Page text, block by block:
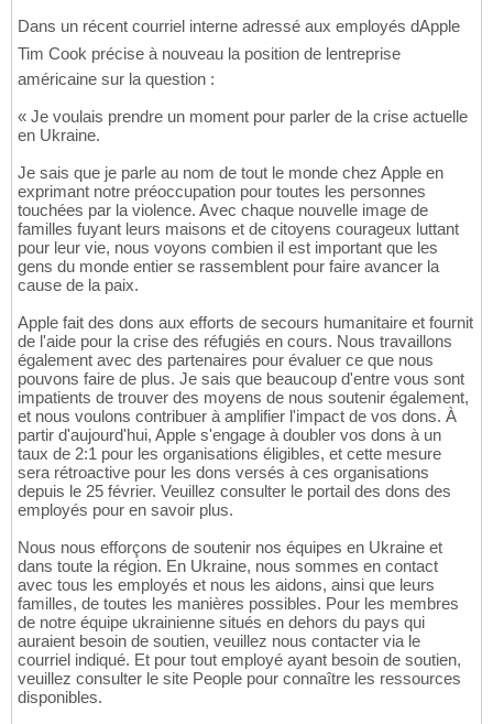
Dans un récent courriel interne adressé aux employés dApple
Tim Cook précise à nouveau la position de lentreprise
américaine sur la question :
« Je voulais prendre un moment pour parler de la crise actuelle
en Ukraine.
Je sais que je parle au nom de tout le monde chez Apple en
exprimant notre préoccupation pour toutes les personnes
touchées par la violence. Avec chaque nouvelle image de
familles fuyant leurs maisons et de citoyens courageux luttant
pour leur vie, nous voyons combien il est important que les
gens du monde entier se rassemblent pour faire avancer la
cause de la paix.
Apple fait des dons aux efforts de secours humanitaire et fournit
de l'aide pour la crise des réfugiés en cours. Nous travaillons
également avec des partenaires pour évaluer ce que nous
pouvons faire de plus. Je sais que beaucoup d'entre vous sont
impatients de trouver des moyens de nous soutenir également,
et nous voulons contribuer à amplifier l'impact de vos dons. À
partir d'aujourd'hui, Apple s'engage à doubler vos dons à un
taux de 2:1 pour les organisations éligibles, et cette mesure
sera rétroactive pour les dons versés à ces organisations
depuis le 25 février. Veuillez consulter le portail des dons des
employés pour en savoir plus.
Nous nous efforçons de soutenir nos équipes en Ukraine et
dans toute la région. En Ukraine, nous sommes en contact
avec tous les employés et nous les aidons, ainsi que leurs
familles, de toutes les manières possibles. Pour les membres
de notre équipe ukrainienne situés en dehors du pays qui
auraient besoin de soutien, veuillez nous contacter via le
courriel indiqué. Et pour tout employé ayant besoin de soutien,
veuillez consulter le site People pour connaître les ressources
disponibles.